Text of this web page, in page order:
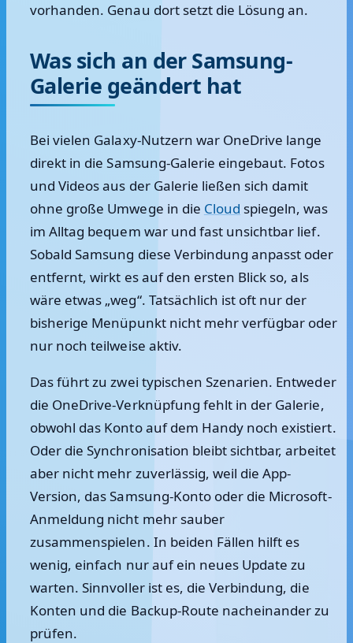
vorhanden. Genau dort setzt die Lösung an.
Was sich an der Samsung-
Galerie geändert hat
Bei vielen Galaxy-Nutzern war OneDrive lange
direkt in die Samsung-Galerie eingebaut. Fotos
und Videos aus der Galerie ließen sich damit
ohne große Umwege in die Cloud spiegeln, was
im Alltag bequem war und fast unsichtbar lief.
Sobald Samsung diese Verbindung anpasst oder
entfernt, wirkt es auf den ersten Blick so, als
wäre etwas „weg“. Tatsächlich ist oft nur der
bisherige Menüpunkt nicht mehr verfügbar oder
nur noch teilweise aktiv.
Das führt zu zwei typischen Szenarien. Entweder
die OneDrive-Verknüpfung fehlt in der Galerie,
obwohl das Konto auf dem Handy noch existiert.
Oder die Synchronisation bleibt sichtbar, arbeitet
aber nicht mehr zuverlässig, weil die App-
Version, das Samsung-Konto oder die Microsoft-
Anmeldung nicht mehr sauber
zusammenspielen. In beiden Fällen hilft es
wenig, einfach nur auf ein neues Update zu
warten. Sinnvoller ist es, die Verbindung, die
Konten und die Backup-Route nacheinander zu
prüfen.